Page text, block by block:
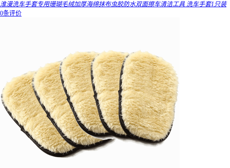
淮漫洗车手套专用珊瑚毛绒加厚海绵抹布虫胶防水双面擦车清洁工具 洗车手套1只装
0条评价